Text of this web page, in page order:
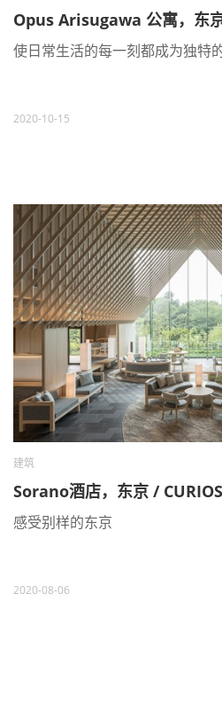
Opus Arisugawa 公寓，东
使日常生活的每一刻都成为独特
2020-10-15
建筑
Sorano酒店，东京 /
感受别样的东京
2020-08-06